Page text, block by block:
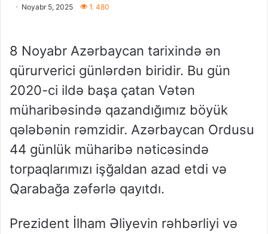
Noyabr 5, 2025 1. 480
8 Noyabr Azərbaycan tarixində ən
qürurverici günlərdən biridir. Bu gün
2020-ci ildə başa çatan Vətən
müharibəsində qazandığımız böyük
qələbənin rəmzidir. Azərbaycan Ordusu
44 günlük müharibə nəticəsində
torpaqlarımızı işğaldan azad etdi və
Qarabağa zəfərlə qayıtdı.
Prezident İlham Əliyevin rəhbərliyi və